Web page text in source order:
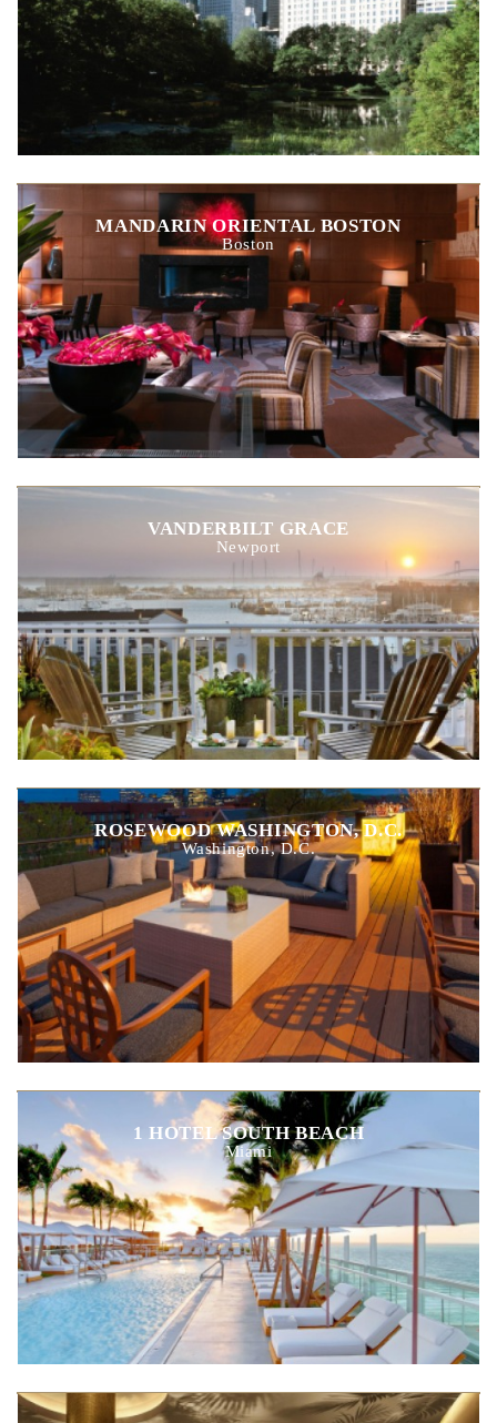
MANDARIN ORIENTAL BOSTON
Boston
VANDERBILT GRACE
Newport
ROSEWOOD WASHINGTON, D.C.
Washington, D.C.
1 HOTEL SOUTH BEACH
Miami